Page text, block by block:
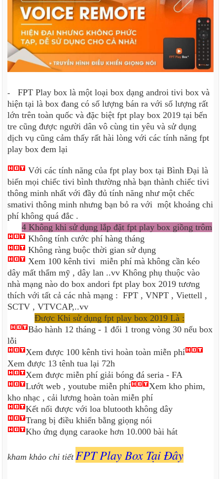
-FPT Play box là một loại box dạng androi tivi box và
hiện tại là box đang có số lượng bán ra với số lượng rất
lớn trên toàn quốc và đặc biệt fpt play box 2019 tại bến
tre cũng được người dân vô cùng tin yêu và sử dụng
dịch vụ cũng cảm thấy rất hài lòng với các tính năng fpt
play box đem lại
Với các tính năng của fpt play box tại Bình Đại là
biến mọi chiếc tivi bình thường nhà bạn thành chiếc tivi
thông minh nhất với đầy đủ tính năng như một chếc
smativi thông minh nhưng bạn bỏ ra với một khoảng chi
phí không quá đắc .
4 Không khi sử dụng lắp đặt fpt play box giồng trôm
Không tính cước phí hàng tháng
Không ràng buộc thời gian sử dụng
Xem 100 kênh tivi miễn phí mà không cần kéo
dây mất thẩm mỹ , dây lan ..vv Không phụ thuộc vào
nhà mạng nào do box andori fpt play box 2019 tương
thích với tất cả các nhà mạng : FPT , VNPT , Viettell ,
SCTV , VTVCAP,..vv
Được Khi sử dụng fpt play box 2019 Là :
Bảo hành 12 tháng - 1 đổi 1 trong vòng 30 nếu box
lỗi
Xem được 100 kênh tivi hoàn toàn miễn phí
Xem được 13 tênh tua lại 72h
Xem được miễn phí giải bóng đá seria - FA
Lướt web , youtube miễn phí
Xem kho phim,
kho nhạc , cải lương hoàn toàn miễn phí
Kết nối được với loa blutooth không dây
Trang bị điều khiển bằng giọng nói
Kho ứng dụng caraoke hơn 10.000 bài hát
kham khảo chi tiết FPT Play Box Tại Đây